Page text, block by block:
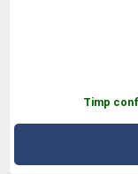
Timp